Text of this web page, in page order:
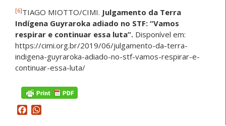
[6]TIAGO MIOTTO/CIMI. Julgamento da Terra
Indígena Guyraroka adiado no STF: “Vamos
respirar e continuar essa luta”. Disponível em:
https://cimi.org.br/2019/06/julgamento-da-terra-
indigena-guyraroka-adiado-no-stf-vamos-respirar-e-
continuar-essa-luta/
Facebook